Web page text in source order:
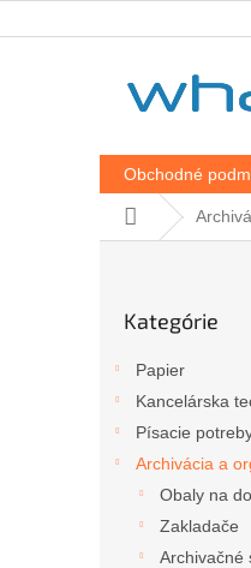
na
Obchodné
Domov
kategórie
Kategórie
Papier
Kancelárska
Písacie
Archivácia a
Obaly na
Zakladače
Archivačné